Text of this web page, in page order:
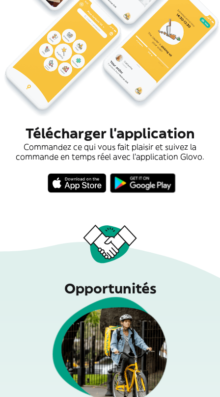
Télécharger l'application
Commandez ce qui vous fait plaisir et suivez la
commande en temps réel avec l'application Glovo.
Opportunités